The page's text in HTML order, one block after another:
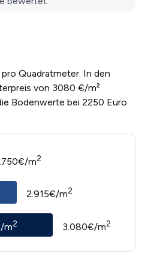
Quadratmeter. In den
von 3080 €/m²
Bodenwerte bei 2250 Euro
m2
2.915€/m2
m2 3.080€/m2